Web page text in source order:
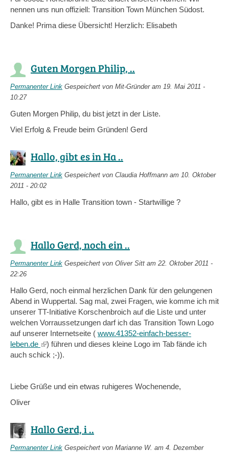
nennen uns nun offiziell: Transition Town München Südost.
Danke! Prima diese Übersicht! Herzlich: Elisabeth
Guten Morgen Philip, ..
Permanenter Link Gespeichert von Mit-Gründeram 19. Mai 2011 -
10:27
Guten Morgen Philip, du bist jetzt in der Liste.
Viel Erfolg & Freude beim Gründen! Gerd
Hallo, gibt es in Ha ..
Permanenter Link Gespeichert von Claudia Hoffmann am 10. Oktober
2011 - 20:02
Hallo, gibt es in Halle Transition town - Startwillige ?
Hallo Gerd, noch ein ..
Permanenter Link Gespeichert von Oliver Sitt am 22. Oktober 2011 -
22:26
Hallo Gerd, noch einmal herzlichen Dank für den gelungenen
Abend in Wuppertal. Sag mal, zwei Fragen, wie komme ich mit
unserer TT-Initiative Korschenbroich auf die Liste und unter
welchen Vorraussetzungen darf ich das Transition Town Logo
auf unserer Internetseite ( www.41352-einfach-besser-
leben.de (link
is
) führen und dieses kleine Logo im Tab fände ich
auch schick ;-)).
Liebe Grüße und ein etwas ruhigeres Wochenende,
Oliver
Hallo Gerd, i ..
Permanenter Link Gespeichert von Marianne W. am 4. Dezember